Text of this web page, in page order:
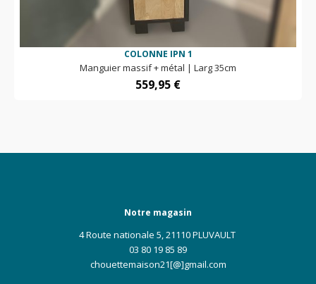
COLONNE IPN 1
Manguier massif + métal | Larg 35cm
559,95 €
Notre magasin
4 Route nationale 5, 21110 PLUVAULT
03 80 19 85 89
chouettemaison21[@]gmail.com